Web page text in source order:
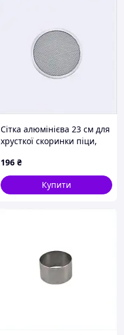
Сітка алюмінієва 23 см для
хрусткої скоринки піци,
196 ₴
Купити